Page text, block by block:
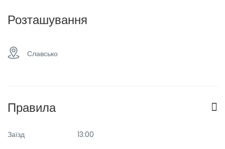
Розташування
Славсько
Правила
Заїзд
13:00